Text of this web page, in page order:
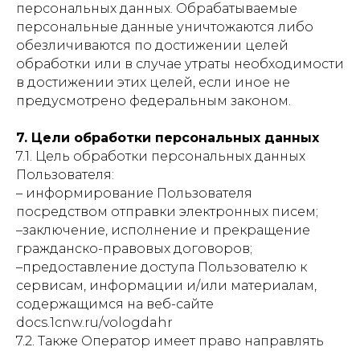
персональных данных. Обрабатываемые
персональные данные уничтожаются либо
обезличиваются по достижении целей
обработки или в случае утраты необходимости
в достижении этих целей, если иное не
предусмотрено федеральным законом.
7. Цели обработки персональных данных
7.1. Цель обработки персональных данных
Пользователя:
– информирование Пользователя
посредством отправки электронных писем;
–заключение, исполнение и прекращение
гражданско-правовых договоров;
–предоставление доступа Пользователю к
сервисам, информации и/или материалам,
содержащимся на веб-сайте
docs.1cnw.ru/vologdahr
7.2. Также Оператор имеет право направлять